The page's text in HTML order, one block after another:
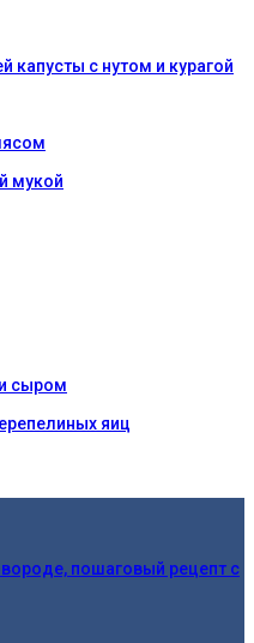
капусты с нутом и курагой
мукой
сыром
яиц
пошаговый рецепт с